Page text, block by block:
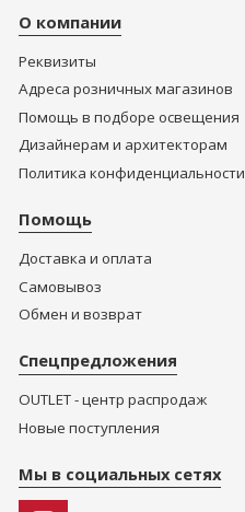
О компании
Реквизиты
Адреса розничных магазинов
Помощь в подборе освещения
Дизайнерам и архитекторам
Политика конфиденциальности
Помощь
Доставка и оплата
Самовывоз
Обмен и возврат
Спецпредложения
OUTLET - центр распродаж
Новые поступления
Мы в социальных сетях